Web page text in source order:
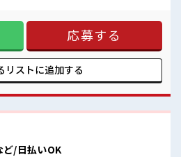
う！
要ですね★
あるので、 毎日の服装の悩み解消♪ ≪未
≫ 新しいことにチャレンジするのは不安
く環境が整っています！ イチからスキル
指していきましょう！ ≪自分に合った期
が整った派遣のお仕事です！ ■職場の
わりのあるアナタは必見！ 髪型自由な職
カー完備！ 私物の置きすぎには注意が必要
応募する
リストに追加する
ど/日払いOK